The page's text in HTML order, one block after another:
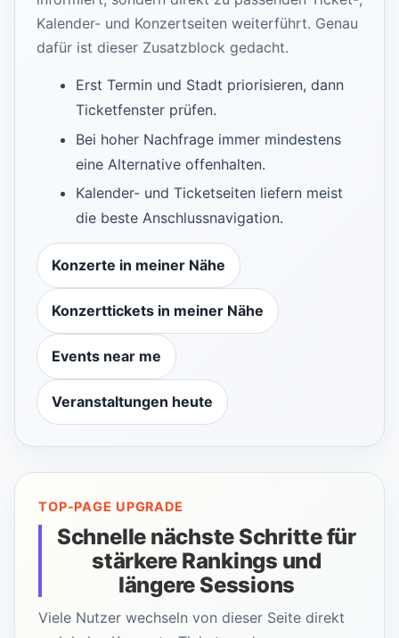
Kalender- und Konzertseiten weiterführt. Genau
dafür ist dieser Zusatzblock gedacht.
Erst Termin und Stadt priorisieren, dann
Ticketfenster prüfen.
Bei hoher Nachfrage immer mindestens
eine Alternative offenhalten.
Kalender- und Ticketseiten liefern meist
die beste Anschlussnavigation.
Konzerte in meiner Nähe
Konzerttickets in meiner Nähe
Events near me
Veranstaltungen heute
TOP-PAGE UPGRADE
Schnelle nächste Schritte für
stärkere Rankings und
längere Sessions
Viele Nutzer wechseln von dieser Seite direkt